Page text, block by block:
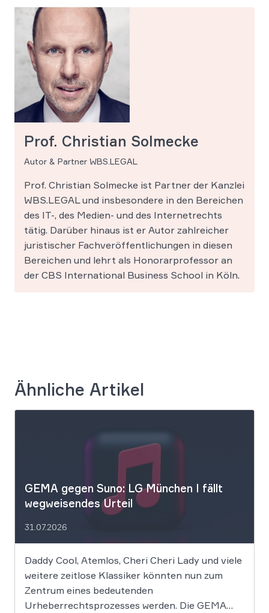
Prof. Christian Solmecke
Autor & Partner WBS.LEGAL
Prof. Christian Solmecke ist Partner der Kanzlei
WBS.LEGAL und insbesondere in den Bereichen
des IT-, des Medien- und des Internetrechts
tätig. Darüber hinaus ist er Autor zahlreicher
juristischer Fachveröffentlichungen in diesen
Bereichen und lehrt als Honorarprofessor an
der CBS International Business School in Köln.
Ähnliche Artikel
GEMA gegen Suno: LG München I fällt
wegweisendes Urteil
31.07.2026
Daddy Cool, Atemlos, Cheri Cheri Lady und viele
weitere zeitlose Klassiker könnten nun zum
Zentrum eines bedeutenden
Urheberrechtsprozesses werden. Die GEMA